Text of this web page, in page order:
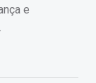
e